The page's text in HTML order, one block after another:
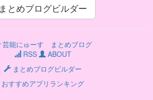
まとめブログビルダー
芸能にゅーす まとめブログ
RSS
ABOUT
まとめブログビルダー
おすすめアプリランキング